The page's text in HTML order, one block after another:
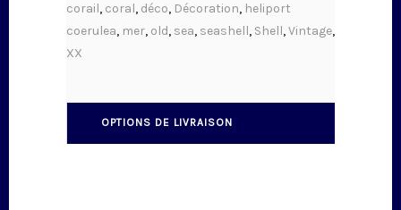
corail, coral, déco, Décoration, heliport
coerulea, mer, old, sea, seashell, Shell,Vintage,
XX
OPTIONS DE LIVRAISON